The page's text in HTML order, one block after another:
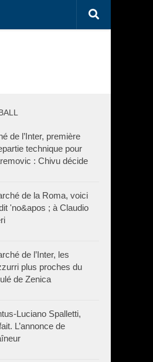
de l’Inter, première
technique pour
: Chivu décide
de la Roma, voici
'no&apos ; à Claudio
de l’Inter, les
plus proches du
de Zenica
Luciano Spalletti,
L’annonce de